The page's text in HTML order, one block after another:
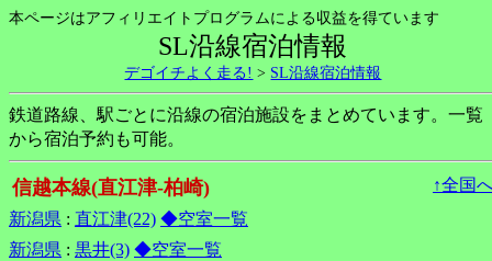
本ページはアフィリエイトプログラムによる収益を得ています
SL沿線宿泊情報
デゴイチよく走る! > SL沿線宿泊情報
鉄道路線、駅ごとに沿線の宿泊施設をまとめています。一覧
から宿泊予約も可能。
信越本線(直江津-柏崎) ↑全国
新潟県 : 直江津(22) ◆空室一覧
新潟県 : 黒井(3) ◆空室一覧